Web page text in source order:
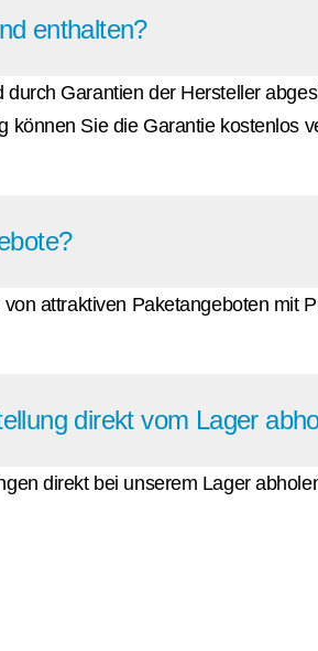
enthalten?
Garantien der Hersteller
können Sie die Garantie kostenlos
attraktiven Paketangeboten mit
direkt vom Lager
direkt bei unserem Lager